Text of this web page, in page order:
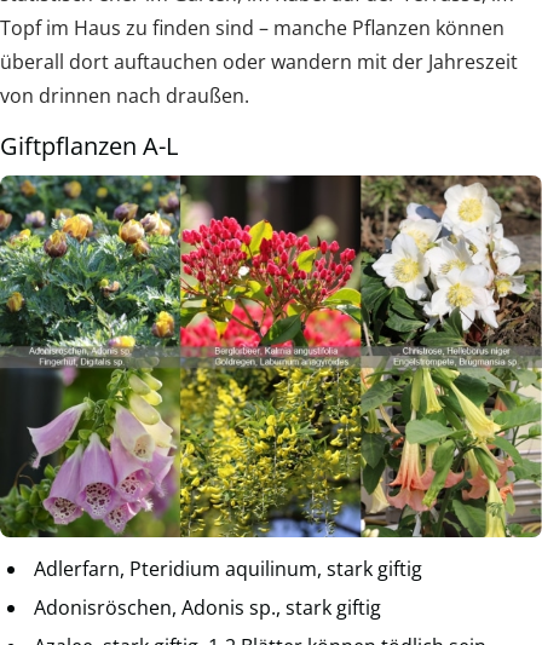
Topf im Haus zu finden sind – manche Pflanzen können
überall dort auftauchen oder wandern mit der Jahreszeit
von drinnen nach draußen.
Giftpflanzen A-L
Adlerfarn, Pteridium aquilinum, stark giftig
Adonisröschen, Adonis sp., stark giftig